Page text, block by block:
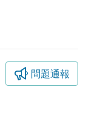
問題通報